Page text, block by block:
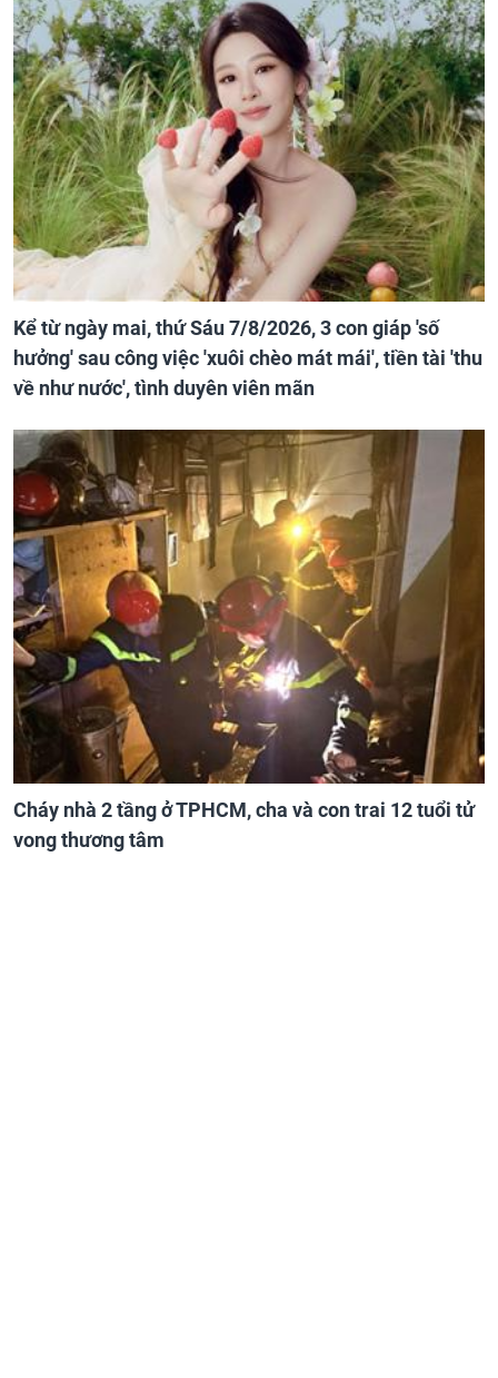
Kể từ ngày mai, thứ Sáu 7/8/2026, 3 con giáp 'số
hưởng' sau công việc 'xuôi chèo mát mái', tiền tài 'thu
về như nước', tình duyên viên mãn
Cháy nhà 2 tầng ở TPHCM, cha và con trai 12 tuổi tử
vong thương tâm